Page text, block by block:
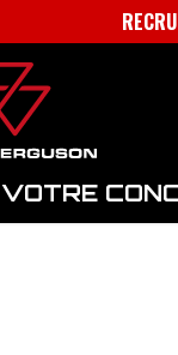
VOTRE